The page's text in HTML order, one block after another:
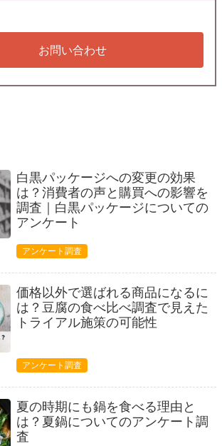
お問い合わせ
白黒パッケージへの変更の効果
は？消費者の声と購買への影響を
調査｜白黒パッケージについての
アンケート
アンケート調査
価格以外で選ばれる商品になるに
は？豆腐の食べ比べ調査で見えた
トライアル施策の可能性
アンケート調査
夏の時期にも鍋を食べる理由と
は？夏鍋についてのアンケート調
査